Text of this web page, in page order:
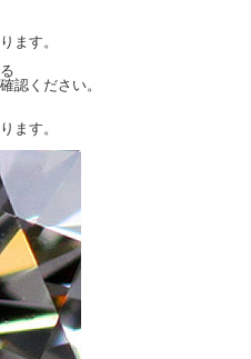
ます。
認ください。
ます。